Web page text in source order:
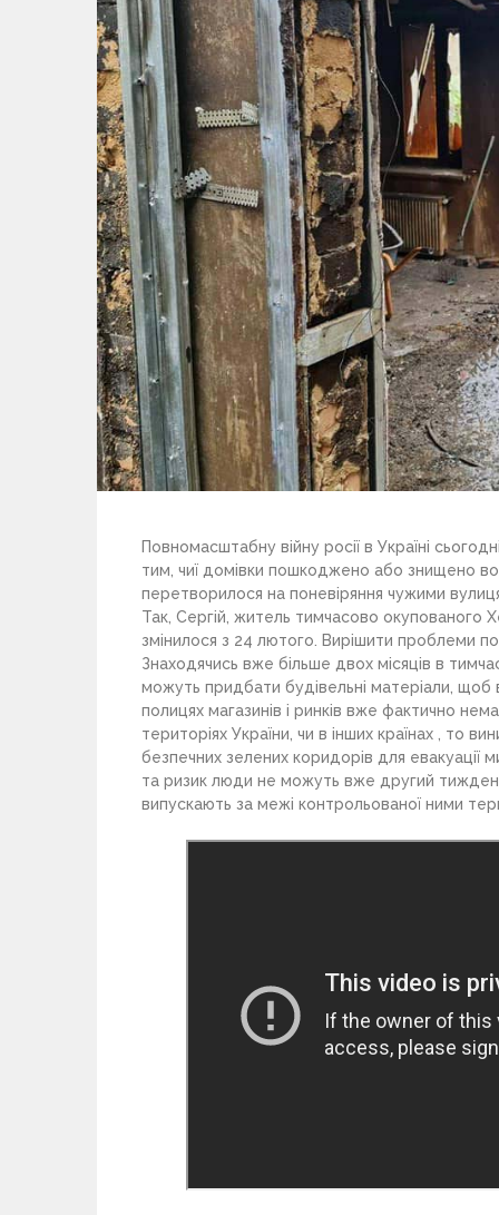
Повномасштабну війну росії в Україні
тим, чиї домівки пошкоджено або знищено
перетворилося на поневіряння чужими
Так, Сергій, житель тимчасово окупованого
змінилося з 24 лютого. Вирішити проблеми
Знаходячись вже більше двох місяців в
можуть придбати будівельні матеріали, щоб
полицях магазинів і ринків вже фактично
територіях України, чи в інших країнах , то
безпечних зелених коридорів для евакуації
та ризик люди не можуть вже другий
випускають за межі контрольованої ними